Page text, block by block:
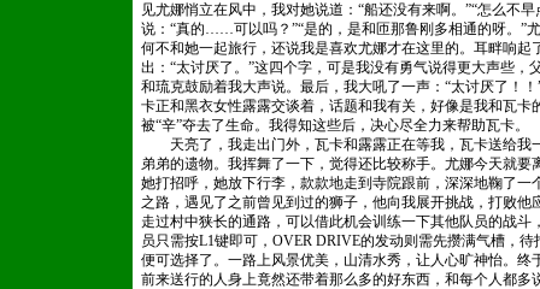
见尤娜悄立在风中，我对她说道：“船还没有来啊。”“怎么不
说：“真的……可以吗？”“是的，是和匝那鲁刚多相通的呀。”
何不和她一起旅行，还说我是喜欢尤娜才在这里的。耳畔响
出：“太讨厌了。”这四个字，可是我没有勇气说得更大声些
和琉克鼓励着我大声说。最后，我大吼了一声：“太讨厌了！
卡正和黑衣女性露露交谈着，话题和我有关，好像是我和瓦卡
被“辛”夺去了生命。我得知这些后，决心尽全力来帮助瓦卡。
天亮了，我走出门外，瓦卡和露露正在等我，瓦卡送给我
弟弟的遗物。我挥舞了一下，觉得还比较称手。尤娜今天就
她打招呼，她放下行李，款款地走到寺院跟前，深深地鞠了
之路，遇见了之前曾见到过的狮子，他向我展开挑战，打败
走过村中狭长的通路，可以借此机会训练一下其他队员的战
员只需按L1键即可，OVER DRIVE的发动则需先攒满气槽，
便可选择了。一路上风景优美，山清水秀，让人心旷神怡。
前来送行的人身上竟然还带着那么多的好东西，和每个人都